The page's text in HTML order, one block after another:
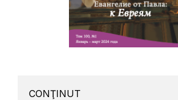
CONŢINUT